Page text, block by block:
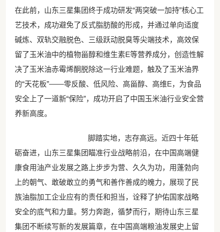
在此前，山东三星集团终于成功研发“两突破一加持”核心工
艺技术，成功避免了反式脂肪酸的形成，并通过单向适度
碱炼、双轨交融脱色、三级跃动脱臭等尖端技术，高效保
留了玉米油中的植物甾醇和维生素E等营养成分，创造性解
决了玉米油赤霉烯酮脱除这一行业难题，触及了玉米油界
的“天花板”——零反酸、低风险、高甾醇、高维E，为食品
安全上了一道新“保险”，成功开启了中国玉米油行业安全营
养新高度。
脚踏实地，志存高远。近四十年砥
砺奋进，山东三星集团瞄准行业战略前沿，在中国高端健
康食用油产业发展之路上步步为营、久久为功，用蓬勃向
上的朝气、敢破敢立的勇气和善作善成的魄力，展现了民
族油脂加工企业应有的责任和担当，诠释了护佑国家战略
安全的底气和力量。努力奔跑，循梦而行，期待山东三星
集团不断续写新的发展篇章，在中国高端粮油发展史上留